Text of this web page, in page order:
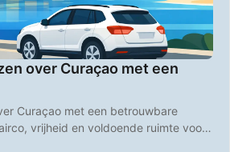
over Curaçao met een
Curaçao met een betrouwbare
vrijheid en voldoende ruimte voor